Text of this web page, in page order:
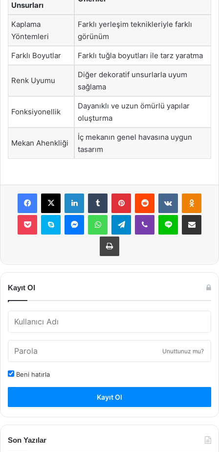
Unsurları
Kaplama
Yöntemleri
Farklı yerleşim teknikleriyle farklı
görünüm
Farklı Boyutlar Farklı tuğla boyutları ile tarz yaratma
Renk Uyumu
Diğer dekoratif unsurlarla uyum
sağlama
Fonksiyonellik
Dayanıklı ve uzun ömürlü yapılar
oluşturma
Mekan Ahenkliği
İç mekanın genel havasına uygun
tasarım
Facebook
X LinkedInTumblr PinterestReddit VKontakte
Pocket Skype MessengerWhatsAppTelegramViber Line E-Posta ile
Yazdır
Kayıt Ol
Unuttunuz mu?
Beni hatırla
Kayıt Ol
Son Yazılar